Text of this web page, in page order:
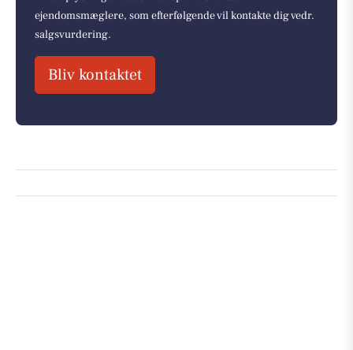
ejendomsmæglere, som efterfølgende vil kontakte dig vedr.
salgsvurdering.
Bliv kontaktet